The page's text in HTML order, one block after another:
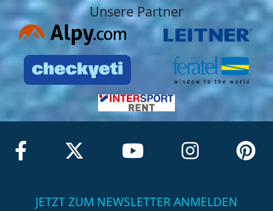
Unsere Partner
JETZT ZUM NEWSLETTER ANMELDEN